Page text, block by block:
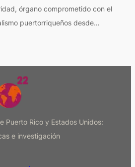
órgano comprometido con el
puertorriqueños desde…
Puerto Rico y Estados Unidos:
e investigación